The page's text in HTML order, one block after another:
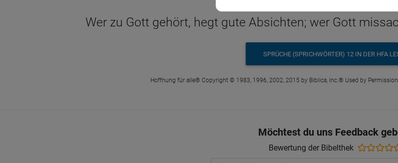
Wer zu Gott gehört, hegt gute Absichten; wer Gott
SPRÜCHE (SPRICHWÖRTER) 12 IN DER HFA
Hoffnung für alle® Copyright © 1983, 1996, 2002, 2015 by Biblica, Inc.® Used by
Möchtest du uns Feedback
Bewertung der Bibelthek